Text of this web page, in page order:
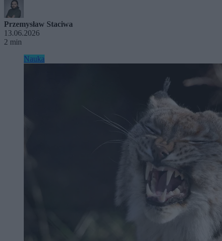
Przemysław Staciwa
13.06.2026
2 min
Nauka